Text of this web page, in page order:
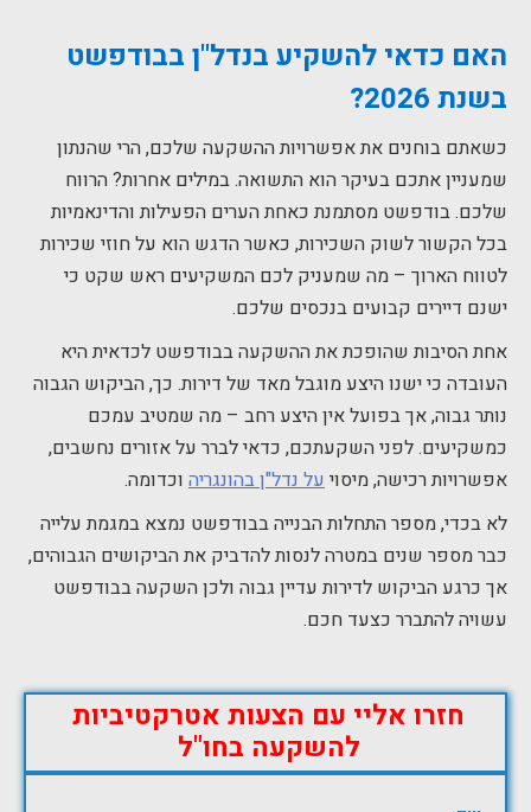
האם כדאי להשקיע בנדל"ן בבודפשט
בשנת 2026?
כשאתם בוחנים את אפשרויות ההשקעה שלכם, הרי שהנתון
שמעניין אתכם בעיקר הוא התשואה. במילים אחרות? הרווח
שלכם. בודפשט מסתמנת כאחת הערים הפעילות והדינאמיות
בכל הקשור לשוק השכירות, כאשר הדגש הוא על חוזי שכירות
לטווח הארוך – מה שמעניק לכם המשקיעים ראש שקט כי
ישנם דיירים קבועים בנכסים שלכם.
אחת הסיבות שהופכת את ההשקעה בבודפשט לכדאית היא
העובדה כי ישנו היצע מוגבל מאד של דירות. כך, הביקוש הגבוה
נותר גבוה, אך בפועל אין היצע רחב – מה שמטיב עמכם
כמשקיעים. לפני השקעתכם, כדאי לברר על אזורים נחשבים,
אפשרויות רכישה, מיסויעל נדל"ן בהונגריה וכדומה.
לא בכדי, מספר התחלות הבנייה בבודפשט נמצא במגמת עלייה
כבר מספר שנים במטרה לנסות להדביק את הביקושים הגבוהים,
אך כרגע הביקוש לדירות עדיין גבוה ולכן השקעה בבודפשט
עשויה להתברר כצעד חכם.
חזרו אליי עם הצעות אטרקטיביות
להשקעה בחו"ל